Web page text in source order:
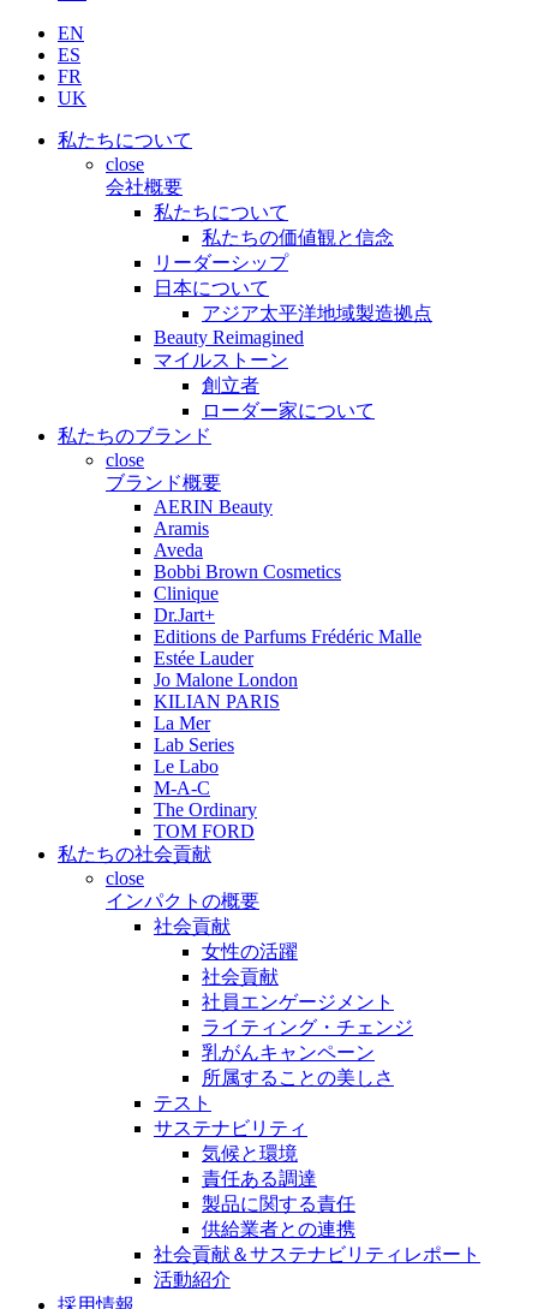
EN
ES
FR
UK
私たちについて
close
会社概要
私たちについて
私たちの価値観と信念
リーダーシップ
日本について
アジア太平洋地域製造拠点
Beauty Reimagined
マイルストーン
創立者
ローダー家について
私たちのブランド
close
ブランド概要
AERIN Beauty
Aramis
Aveda
Bobbi Brown Cosmetics
Clinique
Dr.Jart+
Editions de Parfums Frédéric Malle
Estée Lauder
Jo Malone London
KILIAN PARIS
La Mer
Lab Series
Le Labo
M-A-C
The Ordinary
TOM FORD
私たちの社会貢献
close
インパクトの概要
社会貢献
女性の活躍
社会貢献
社員エンゲージメント
ライティング・チェンジ
乳がんキャンペーン
所属することの美しさ
テスト
サステナビリティ
気候と環境
責任ある調達
製品に関する責任
供給業者との連携
社会貢献＆サステナビリティレポート
活動紹介
採用情報